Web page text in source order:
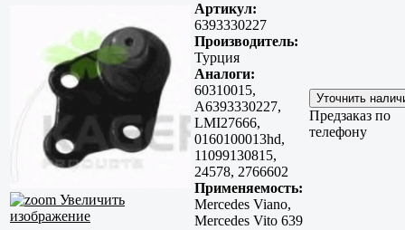
Увеличить
изображение
Артикул:
6393330227
Производитель:
Турция
Аналоги:
60310015,
A6393330227,
LMI27666,
0160100013hd,
11099130815,
24578, 2766602
Применяемость:
Mercedes Viano,
Mercedes Vito 639
Предзаказ по
телефону